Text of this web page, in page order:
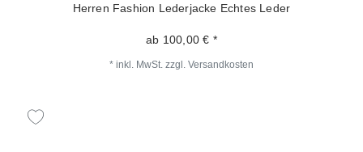
Herren Fashion Lederjacke Echtes Leder
ab 100,00 € *
* inkl. MwSt. zzgl. Versandkosten